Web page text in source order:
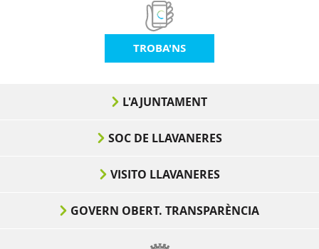
TROBA'NS
L'AJUNTAMENT
SOC DE LLAVANERES
VISITO LLAVANERES
GOVERN OBERT. TRANSPARÈNCIA